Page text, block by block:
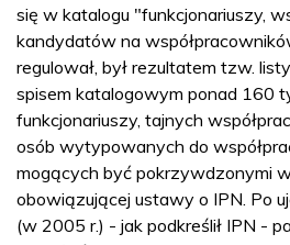
się w katalogu "funkcjonariuszy,
kandydatów na
regulował, był rezultatem tzw.
spisem katalogowym ponad 160
funkcjonariuszy, tajnych
osób wytypowanych do
mogących być pokrzywdzonymi
obowiązującej ustawy o IPN. Po
(w 2005 r.) - jak podkreślił IPN -